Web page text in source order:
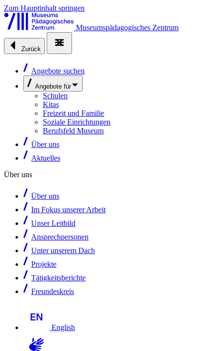
Zum Hauptinhalt springen
Museumspädagogisches Zentrum
Zurück
Angebote suchen
Angebote für
Schulen
Kitas
Freizeit und Familie
Soziale Einrichtungen
Berufsfeld Museum
Über uns
Aktuelles
Über uns
Über uns
Im Fokus unserer Arbeit
Unser Leitbild
Ansprechpersonen
Unter unserem Dach
Projekte
Tätigkeitsberichte
Freundeskreis
English